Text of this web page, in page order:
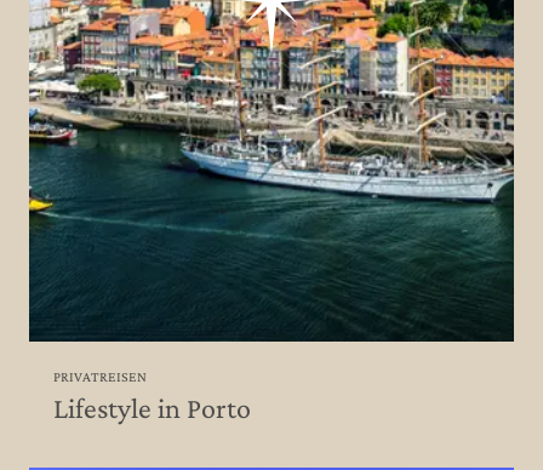
PRIVATREISEN
Lifestyle in Porto